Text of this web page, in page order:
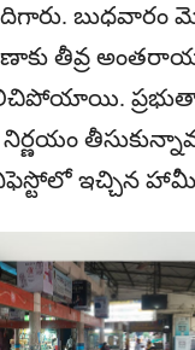
దిగారు. బుధవారం
తీవ్ర అంతరాయం
ఇచ్చిన